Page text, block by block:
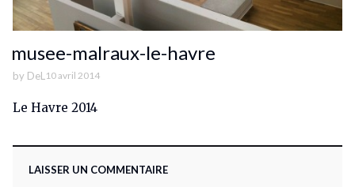
musee-malraux-le-havre
by DeL 10 avril 2014
Le Havre 2014
LAISSER UN COMMENTAIRE